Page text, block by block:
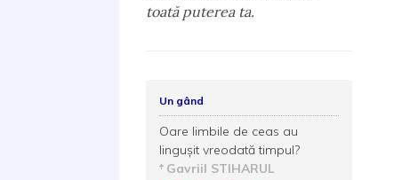
toată puterea ta.
Un gând
Oare limbile de ceas au
linguşit vreodată timpul?
Gavriil STIHARUL